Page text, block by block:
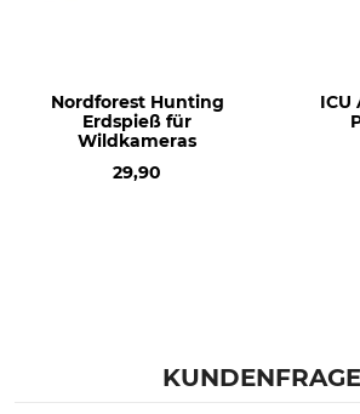
Nordforest Hunting
Erdspieß für
Wildkameras
29,90
ICU